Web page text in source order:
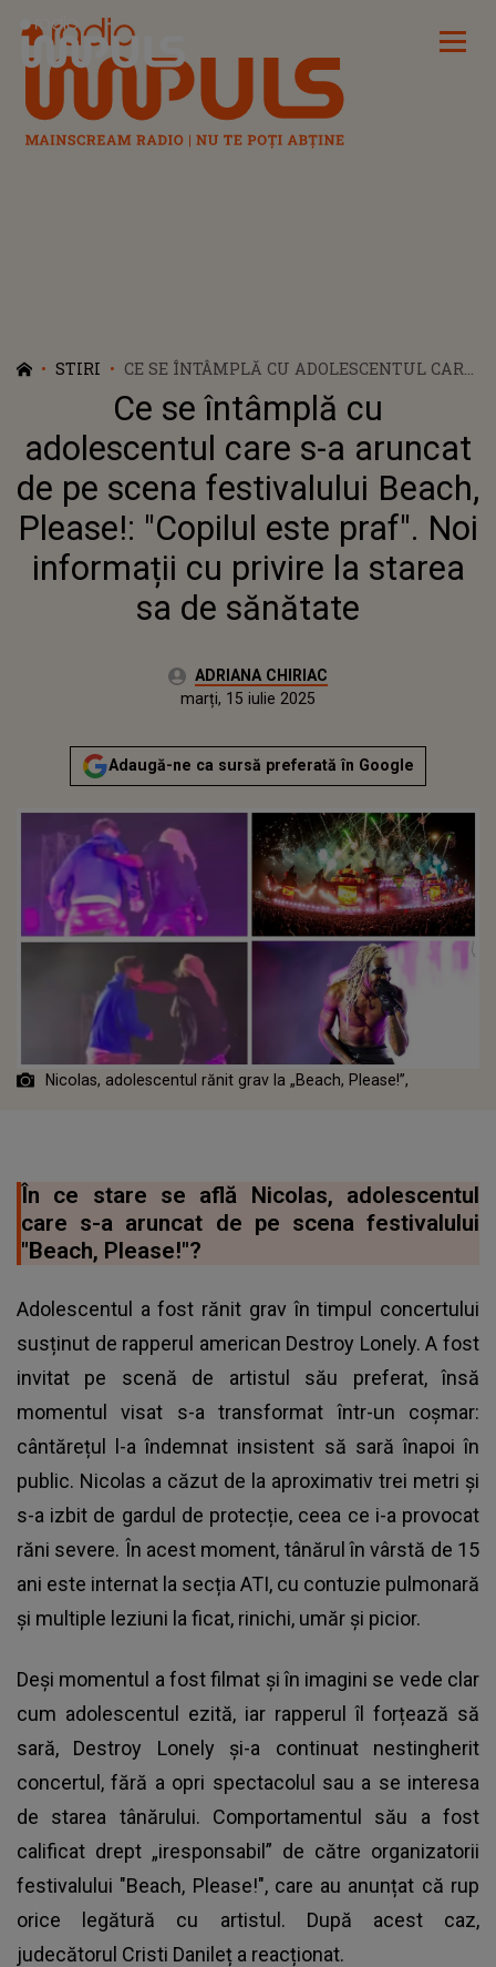
Radio Impuls
STIRI
CE SE ÎNTÂMPLĂ CU ADOLESCENTUL CARE
S-A ARUNCAT DE PE SCENA FESTIVALULUI
BEACH, PLEASE!: "COPILUL ESTE PRAF". NOI
INFORMAȚII CU PRIVIRE LA STAREA SA DE
SĂNĂTATE
Ce se întâmplă cu
adolescentul care s-a aruncat
de pe scena festivalului Beach,
Please!: "Copilul este praf". Noi
informații cu privire la starea
sa de sănătate
Autor:ADRIANA CHIRIAC
Actualizat:
marți, 15 iulie 2025
Adaugă-ne ca sursă preferată în Google
Nicolas, adolescentul rănit grav la „Beach, Please!”,
În ce stare se află Nicolas, adolescentul
care s-a aruncat de pe scena festivalului
"Beach, Please!"?
Adolescentul a fost rănit grav în timpul concertului
susținut de rapperul american Destroy Lonely. A fost
invitat pe scenă de artistul său preferat, însă
momentul visat s-a transformat într-un coșmar:
cântărețul l-a îndemnat insistent să sară înapoi în
public. Nicolas a căzut de la aproximativ trei metri și
s-a izbit de gardul de protecție, ceea ce i-a provocat
răni severe. În acest moment, tânărul în vârstă de 15
ani este internat la secția ATI, cu contuzie pulmonară
și multiple leziuni la ficat, rinichi, umăr și picior.
Deși momentul a fost filmat și în imagini se vede clar
cum adolescentul ezită, iar rapperul îl forțează să
sară, Destroy Lonely și-a continuat nestingherit
concertul, fără a opri spectacolul sau a se interesa
de starea tânărului. Comportamentul său a fost
calificat drept „iresponsabil” de către organizatorii
festivalului "Beach, Please!", care au anunțat că rup
orice legătură cu artistul. După acest caz,
judecătorul Cristi Danileț a reacționat.